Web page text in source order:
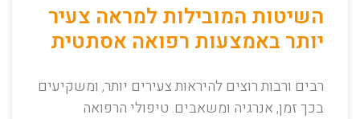
השיטות המובילות למראה צעיר
יותר באמצעות רפואה אסתטית
רבים ורבות רוצים להיראות צעירים יותר, ומשקיעים
בכך זמן, אנרגיה ומשאבים. טיפולי הרפואה